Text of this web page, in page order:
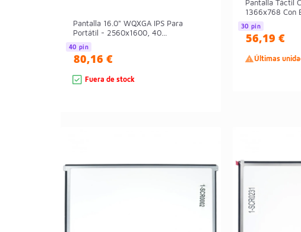
Pantalla 16.0" WQXGA IPS Para
Portátil - 2560x1600, 40...
40 pin
80,16 €
Fuera de stock
Pantalla Táctil
1366x768 Con
30 pin
56,19 €
Últimas